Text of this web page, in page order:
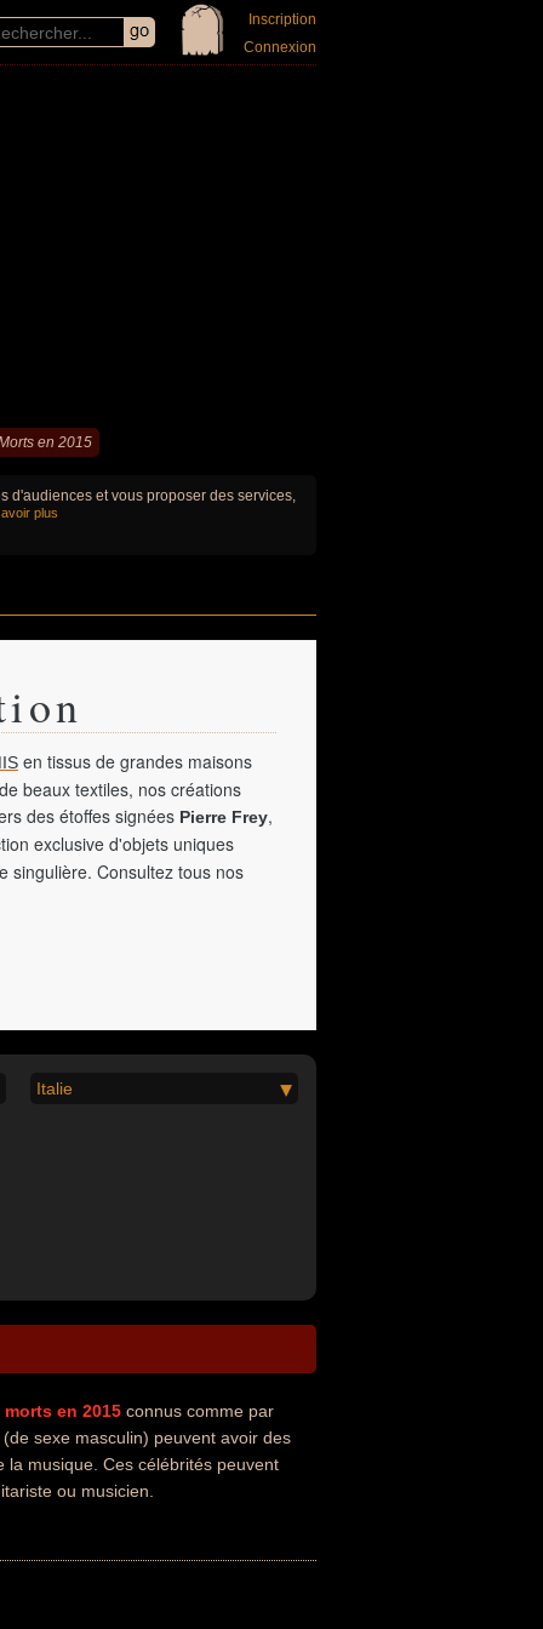
Inscription
Connexion
en 2015
d'audiences et vous proposer des services,
plus
en tissus de grandes maisons
beaux textiles, nos créations
des étoffes signées Pierre Frey,
exclusive d'objets uniques
singulière. Consultez tous nos
Italie
morts en 2015 connus comme par
sexe masculin) peuvent avoir des
la musique. Ces célébrités peuvent
ou musicien.